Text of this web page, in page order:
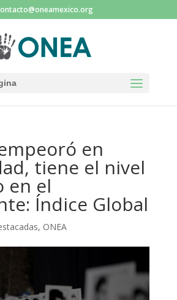
en
tiene el nivel
en el
Índice Global
, ONEA